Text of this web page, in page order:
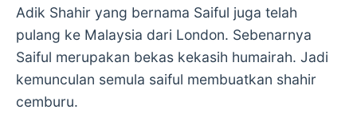
Adik Shahir yang bernama Saiful juga telah
pulang ke Malaysia dari London. Sebenarnya
Saiful merupakan bekas kekasih humairah. Jadi
kemunculan semula saiful membuatkan shahir
cemburu.